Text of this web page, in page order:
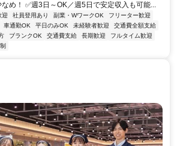
め！ ✅週3日～OK／週5日で安定収入も可能...
迎 社員登用あり 副業・WワークOK
フリーター歓迎
車通勤OK 平日のみOK 未経験者歓迎
交通費全額支給
ブランクOK 交通費支給 長期歓迎
フルタイム歓迎